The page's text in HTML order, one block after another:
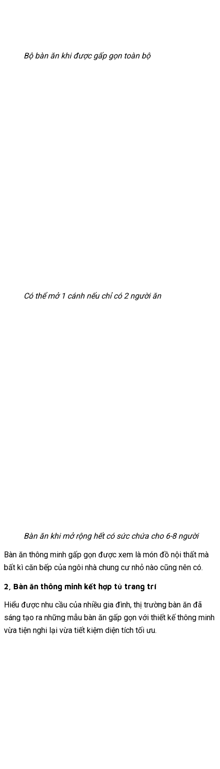
Bộ bàn ăn khi được gấp gọn toàn bộ
Có thể mở 1 cánh nếu chỉ có 2 người ăn
Bàn ăn khi mở rộng hết có sức chứa cho 6-8 người
Bàn ăn thông minh gấp gọn được xem là món đồ nội thất mà
bất kì căn bếp của ngôi nhà chung cư nhỏ nào cũng nên có.
2, Bàn ăn thông minh kết hợp tủ trang trí
Hiểu được nhu cầu của nhiều gia đình, thị trường bàn ăn đã
sáng tạo ra những mẫu bàn ăn gấp gọn với thiết kế thông minh
vừa tiện nghi lại vừa tiết kiệm diện tích tối ưu.